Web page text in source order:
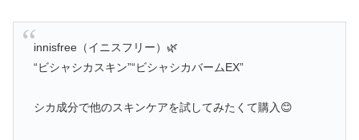
innisfree（イニスフリー）🌿
“ビシャシカスキン”“ビシャシカバームEX”
シカ成分で他のスキンケアを試してみたくて購入😊